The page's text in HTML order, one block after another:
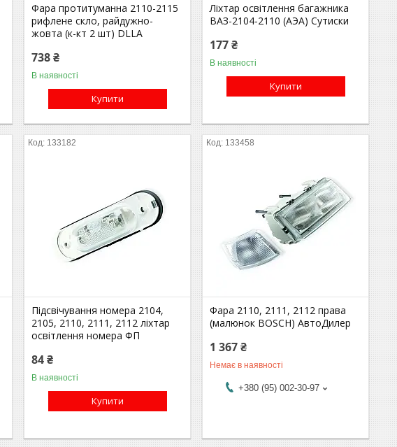
Фара протитуманна 2110-2115
рифлене скло, райдужно-
жовта (к-кт 2 шт) DLLA
738 ₴
В наявності
Купити
Ліхтар освітлення багажника
ВАЗ-2104-2110 (АЭА) Сутиски
177 ₴
В наявності
Купити
133182
Підсвічування номера 2104,
2105, 2110, 2111, 2112 ліхтар
освітлення номера ФП
84 ₴
В наявності
Купити
133458
Фара 2110, 2111, 2112 права
(малюнок BOSCH) АвтоДилер
1 367 ₴
Немає в наявності
+380 (95) 002-30-97